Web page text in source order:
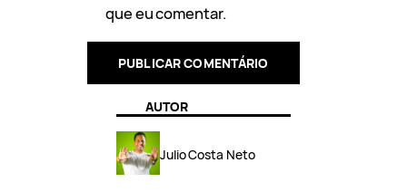
que eu comentar.
AUTOR
Julio Costa Neto